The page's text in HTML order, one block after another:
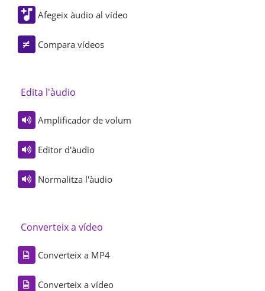
Afegeix àudio al vídeo
Compara vídeos
Edita l'àudio
Amplificador de volum
Editor d'àudio
Normalitza l'àudio
Converteix a vídeo
Converteix a MP4
Converteix a vídeo